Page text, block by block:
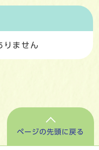
りません
ページの先頭に戻る